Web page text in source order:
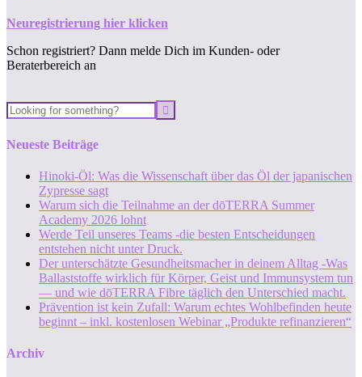
Neuregistrierung hier klicken
Schon registriert? Dann melde Dich im Kunden- oder
Beraterbereich an
Neueste Beiträge
Hinoki-Öl: Was die Wissenschaft über das Öl der japanischen
Zypresse sagt
Warum sich die Teilnahme an der dōTERRA Summer
Academy 2026 lohnt
Werde Teil unseres Teams -die besten Entscheidungen
entstehen nicht unter Druck.
Der unterschätzte Gesundheitsmacher in deinem Alltag -Was
Ballaststoffe wirklich für Körper, Geist und Immunsystem tun
— und wie dōTERRA Fibre täglich den Unterschied macht.
Prävention ist kein Zufall: Warum echtes Wohlbefinden heute
beginnt – inkl. kostenlosen Webinar „Produkte refinanzieren“
Archiv